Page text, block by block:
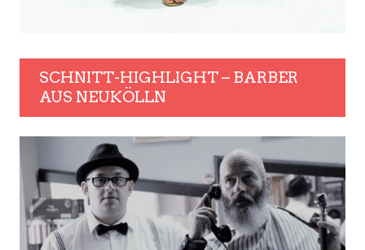
SCHNITT-HIGHLIGHT – BARBER
AUS NEUKÖLLN